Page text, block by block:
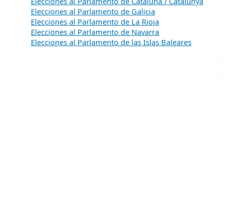
Elecciones al Parlamento de Galicia
Elecciones al Parlamento de La Rioja
Elecciones al Parlamento de Navarra
Elecciones al Parlamento de las Islas Baleares